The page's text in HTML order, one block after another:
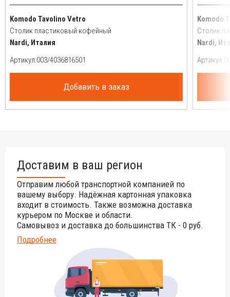
Komodo Tavolino Vetro
Столик пластиковый кофейный
Nardi, Италия
Артикул:
Добавить в заказ
Komodo
Столик
Nardi,
Артикул:
Доставим в ваш регион
Отправим любой транспортной компанией по
вашему выбору. Надёжная картонная упаковка
входит в стоимость. Также возможна доставка
курьером по Москве и области.
Самовывоз и доставка до большинства ТК - 0 руб.
Подробнее